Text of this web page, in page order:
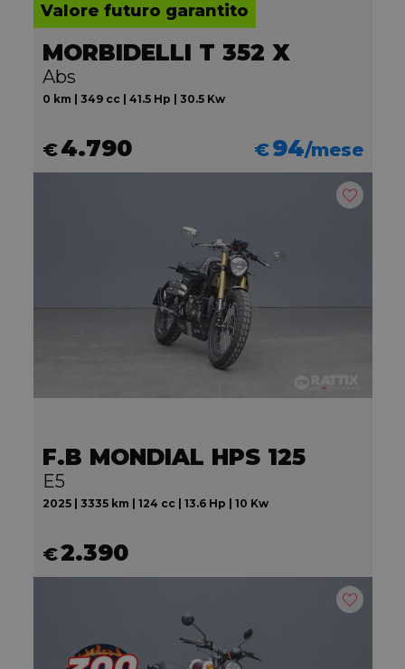
Valore futuro garantito
MORBIDELLI T 352 X
Abs
0 km | 349 cc | 41.5 Hp | 30.5 Kw
€4.790 €94/mese
F.B MONDIAL HPS 125
E5
2025 | 3335 km | 124 cc | 13.6 Hp | 10 Kw
€2.390